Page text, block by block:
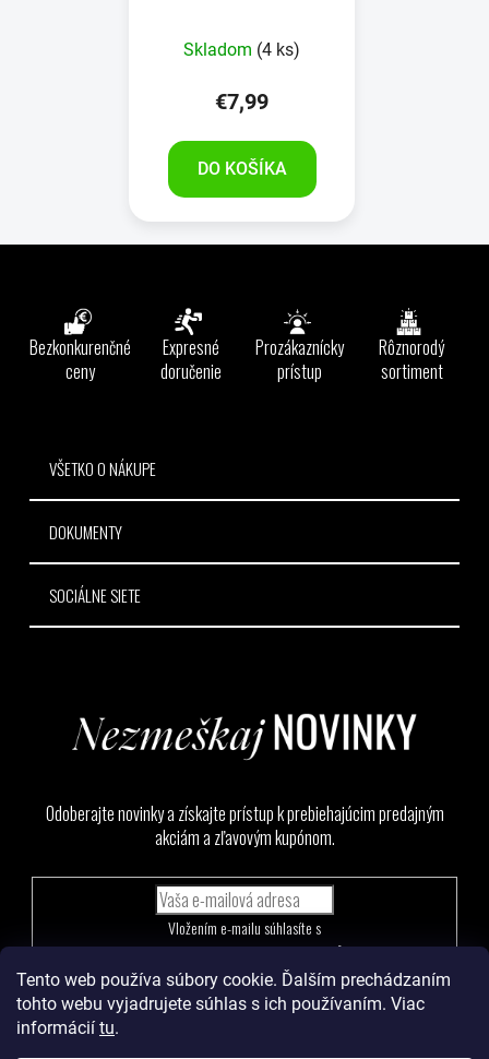
Tento web používa súbory cookie. Ďalším prechádzaním
tohto webu vyjadrujete súhlas s ich používaním. Viac
informácií tu.
Skladom (4 ks)
€7,99
DO KOŠÍKA
Bezkonkurenčné
ceny
Expresné
doručenie
Prozákaznícky
prístup
Rôznorodý
sortiment
VŠETKO O NÁKUPE
DOKUMENTY
SOCIÁLNE SIETE
Odoberajte novinky a získajte prístup k prebiehajúcim predajným
akciám a zľavovým kupónom.
podmienkami ochrany osobných údajov
PRIHLÁSIŤ